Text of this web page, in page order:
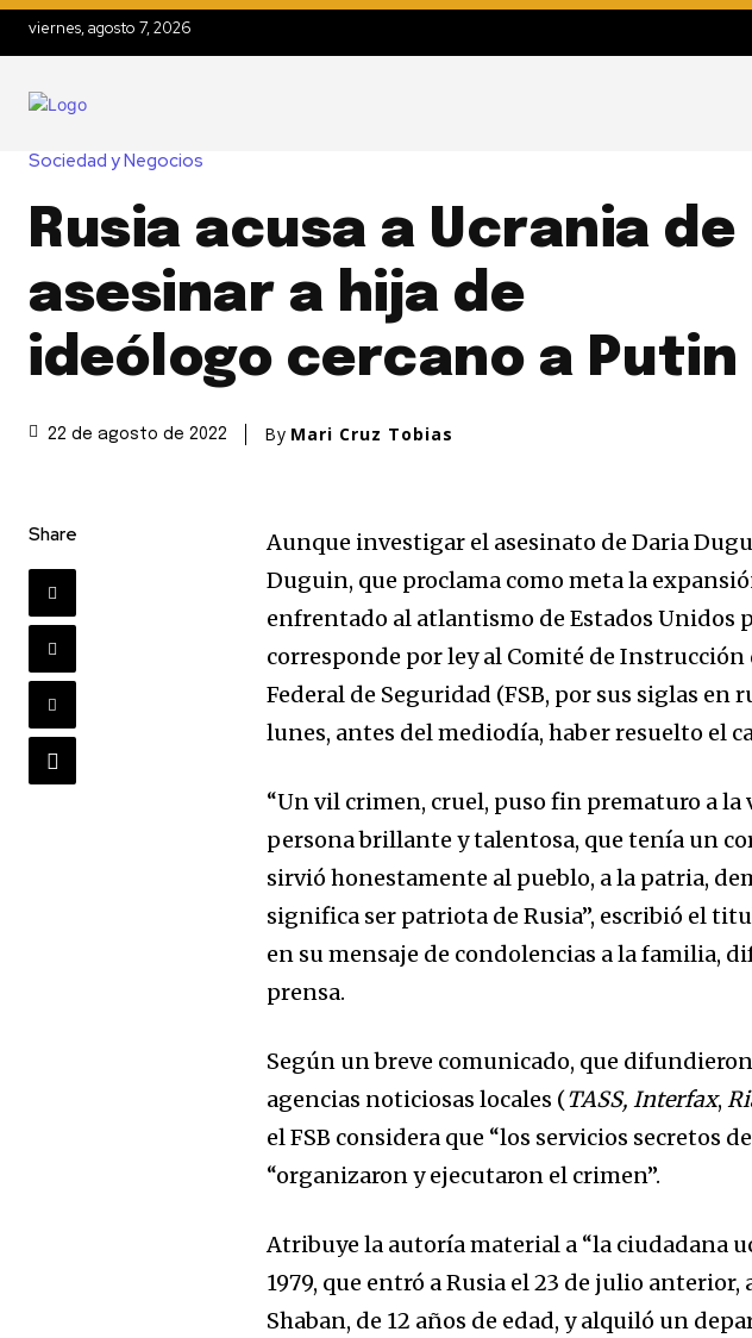
viernes, agosto 7, 2026
Sociedad y Negocios
Rusia acusa a Ucrania de
asesinar a hija de
ideólogo cercano a Putin
22 de agosto de 2022 By Mari Cruz Tobias
Share
Aunque investigar el asesinato de Daria
Duguin, que proclama como meta la
enfrentado al atlantismo de Estados Unidos
corresponde por ley al Comité de Instrucción
Federal de Seguridad (FSB, por sus siglas en
lunes, antes del mediodía, haber resuelto el
“Un vil crimen, cruel, puso fin prematuro a la
persona brillante y talentosa, que tenía un
sirvió honestamente al pueblo, a la patria,
significa ser patriota de Rusia”, escribió el
en su mensaje de condolencias a la familia,
prensa.
Según un breve comunicado, que
agencias noticiosas locales (TASS, Interfax,
el FSB considera que “los servicios secretos
“organizaron y ejecutaron el crimen”.
Atribuye la autoría material a “la ciudadana
1979, que entró a Rusia el 23 de julio anterior,
Shaban, de 12 años de edad, y alquiló un